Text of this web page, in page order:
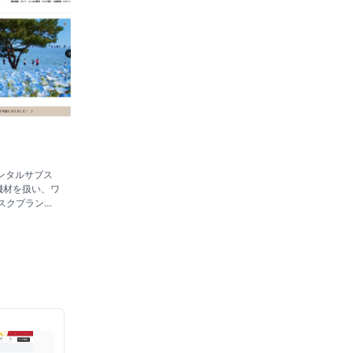
タルサブス
を扱い、ワ
クプラン。
・